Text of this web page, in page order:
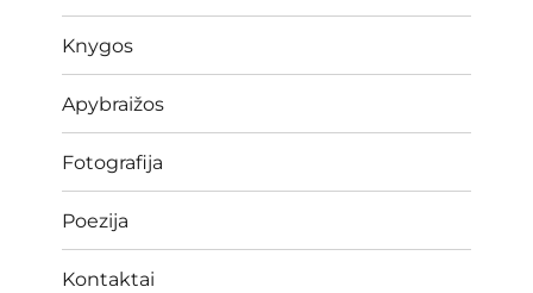
Knygos
Apybraižos
Fotografija
Poezija
Kontaktai